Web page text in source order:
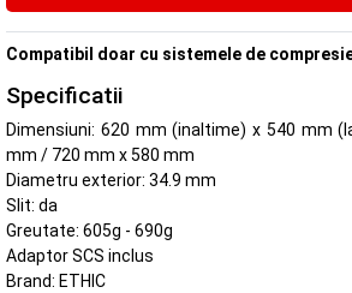
Compatibil doar cu sistemele de compresie
Specificatii
Dimensiuni: 620 mm (inaltime) x 540 mm
mm / 720 mm x 580 mm
Diametru exterior: 34.9 mm
Slit: da
Greutate: 605g - 690g
Adaptor SCS inclus
Brand: ETHIC